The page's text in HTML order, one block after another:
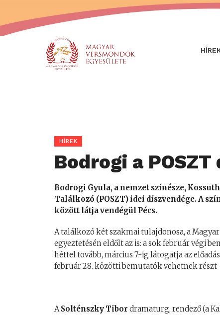
HÍREK
Bodrogi a
Bodrogi Gyula, a nemzet színésze,
Találkozó (POSZT) idei díszvendége. A
között látja vendégül Pécs.
A találkozó két szakmai tulajdonosa, a
egyeztetésén eldőlt az is: a sok február végi
héttel tovább, március 7-ig látogatja az
február 28. közötti bemutatók vehetnek
ASolténszky Tibor dramaturg, rendező (a